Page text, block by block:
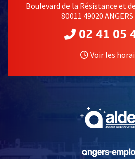
Boulevard de la Résistance et
80011 49020
02 41 05
Voir les